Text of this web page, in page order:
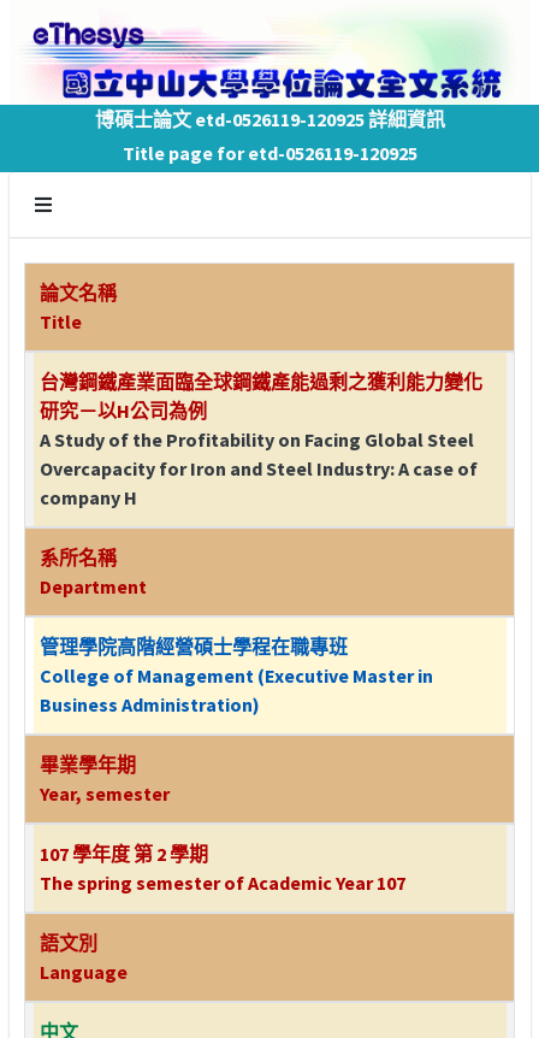
博碩士論文 etd-0526119-120925 詳細資訊
Title page for etd-0526119-120925
論文名稱
Title
台灣鋼鐵產業面臨全球鋼鐵產能過剩之獲利能力變化
研究－以H公司為例
A Study of the Profitability on Facing Global Steel
Overcapacity for Iron and Steel Industry: A case of
company H
系所名稱
Department
管理學院高階經營碩士學程在職專班
College of Management (Executive Master in
Business Administration)
畢業學年期
Year, semester
107 學年度 第 2 學期
The spring semester of Academic Year 107
語文別
Language
中文